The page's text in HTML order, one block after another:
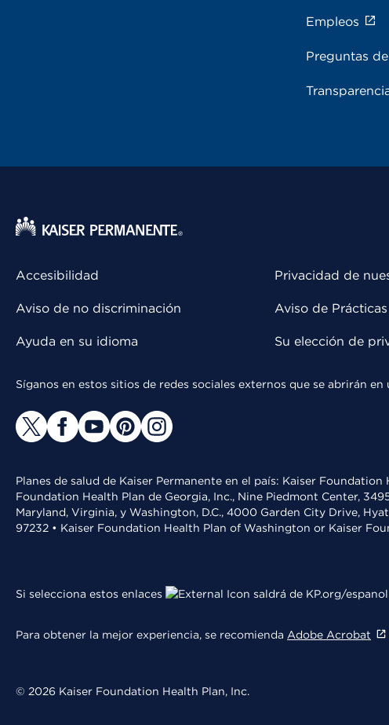
Empleos
Preguntas
Accesibilidad
Aviso de no discriminación
Ayuda en su idioma
Privacidad de
Aviso de
Su elección de
Síganos en estos sitios de redes sociales externos que se abrirán
Planes de salud de Kaiser Permanente en el país: Kaiser
Foundation Health Plan de Georgia, Inc., Nine Piedmont Center,
Maryland, Virginia, y Washington, D.C., 4000 Garden City Drive,
97232 • Kaiser Foundation Health Plan of Washington or Kaiser
Si selecciona estos enlaces saldrá de KP.org/
Para obtener la mejor experiencia, se recomienda Adobe Acrobat
© 2026 Kaiser Foundation Health Plan, Inc.